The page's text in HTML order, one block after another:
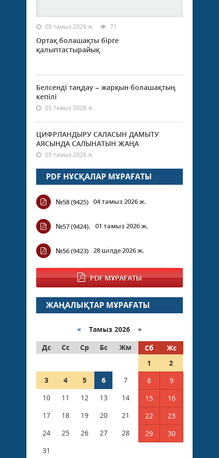
05 тамыз 2026 ж. 71
Ортақ болашақты бірге
қалыптастырайық
Белсенді таңдау – жарқын болашақтың
кепілі
05 тамыз 2026 ж.
ЦИФРЛАНДЫРУ САЛАСЫН ДАМЫТУ
АЯСЫНДА САЛЫНАТЫН ЖАҢА
05 тамыз 2026 ж.
PDF НҰСҚАЛАР МҰРАҒАТЫ
№58 (9425) 04 тамыз 2026 ж.
№57 (9424). 01 тамыз 2026 ж.
№56 (9423) 28 шілде 2026 ж.
PDF МҰРАҒАТЫ
ЖАҢАЛЫҚТАР МҰРАҒАТЫ
« Тамыз 2026 »
Дс
Сс Ср Бс Жм Сб
Жс
1
2
3
4 5 6 7 8
9
10
11 12 13 14 15
16
17
18 19 20 21 22
23
24
25 26 27 28 29
30
31